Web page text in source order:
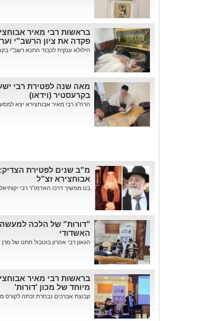
בראשות רבי מאיר
פקדה את ציון הרשב"י
הילולא ענקית לכבוד התנא רשב"י
מאה שנה לפטירת רבי
בקרעסטיר (וידאו)
הרה"ג רבי מאיר אבוחצירא יצא
מ"ב שנים לפטירת הצדיק:
אבוחצירא זצ"ל
בנו ממשיך דרכו האדמו"ר רבי
"דורות" של הלכה למעשה:
האשדודי
הגאון רבי אהרון בוטבול חתנו של
בראשות רבי מאיר
מיוחד של מכון 'דורות'
קבוצת אברכים נבחרת זכתה לקורס